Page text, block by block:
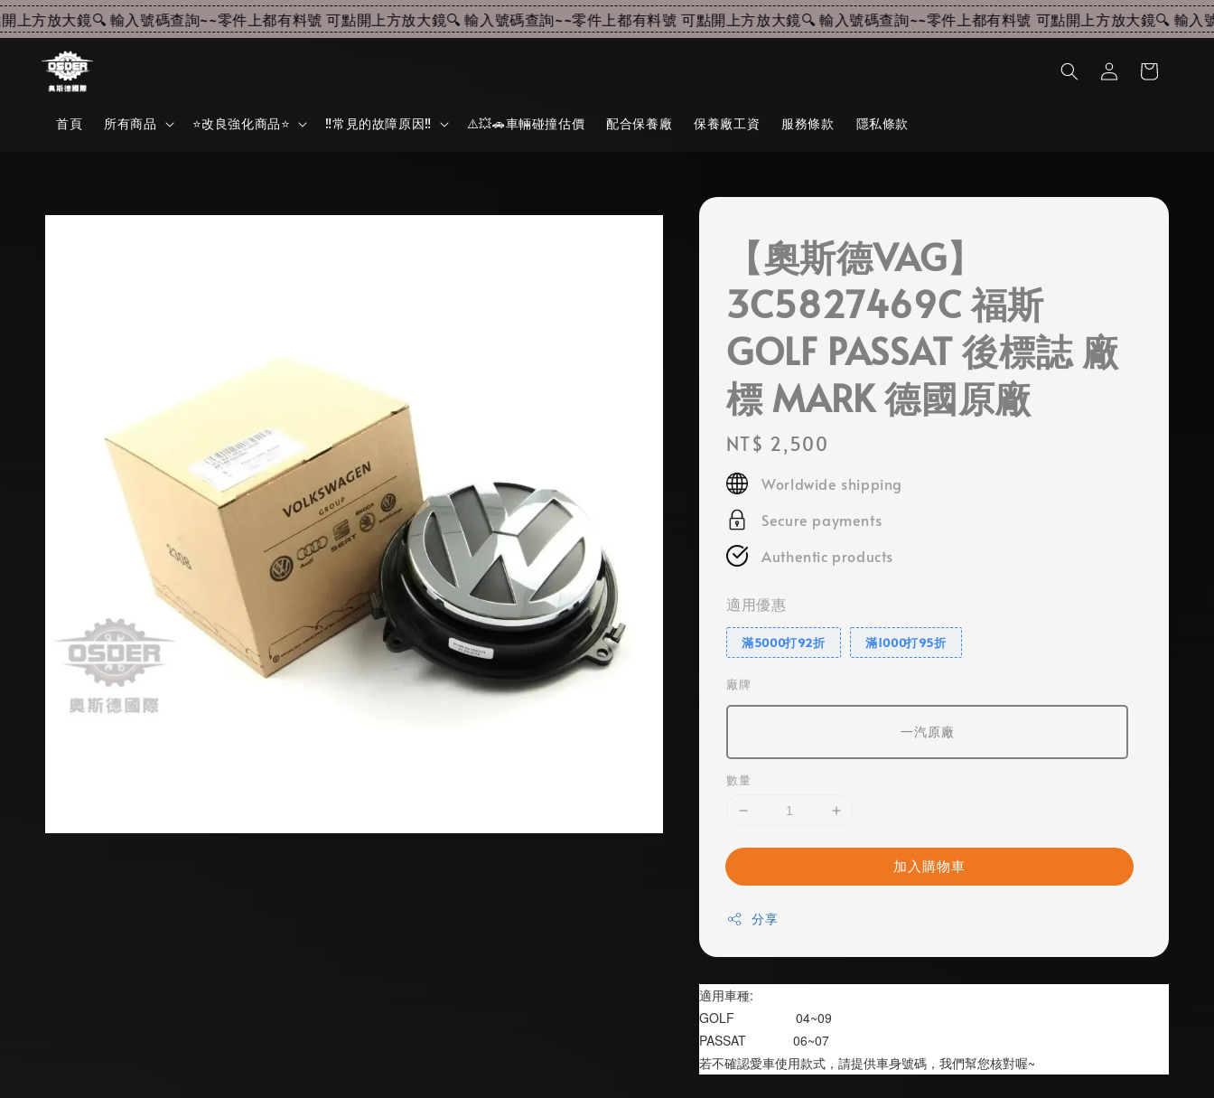
方放大鏡🔍 輸入號碼查詢~~零件上都有料號 可點開上方放大鏡🔍 輸入號碼查詢~~零件上都有料號 可點開上方放大鏡🔍 輸入號碼查詢~~零件上都有料號 可點開上方放大鏡🔍 輸入號
首頁 所有商品 ⭐改良強化商品⭐ ‼️常見的故障原因‼️ ⚠️💥🚗車輛碰撞估價 配合保養廠 保養廠工資 服務條款 隱私條款
【奧斯德VAG】
3C5827469C 福斯
GOLF PASSAT 後標誌 廠
標 MARK 德國原廠
Regular
price
NT$ 2,500
Worldwide shipping
Secure payments
Authentic products
適用優惠
滿5000打92折 滿1000打95折
廠牌
一汽原廠
數量
加入購物車
分享
適用車種:
GOLF                 04~09
PASSAT             06~07
若不確認愛車使用款式，請提供車身號碼，我們幫您核對喔~